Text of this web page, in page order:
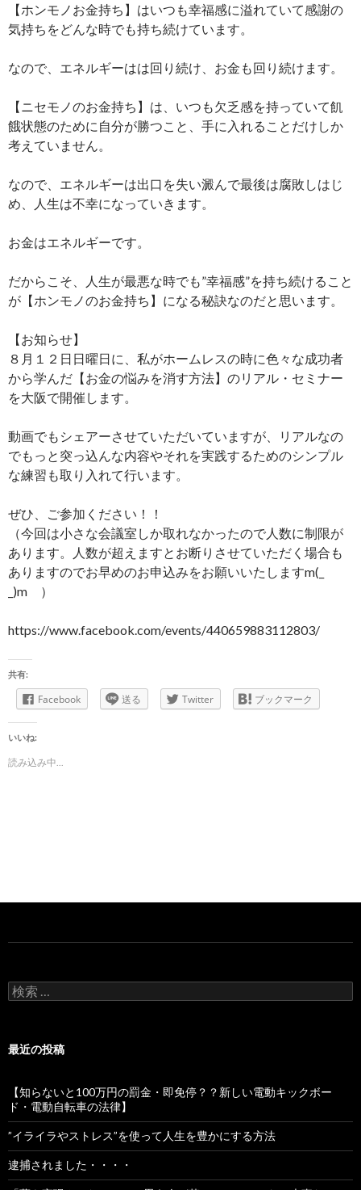
【ホンモノお金持ち】はいつも幸福感に溢れていて感謝の
気持ちをどんな時でも持ち続けています。
なので、エネルギーはは回り続け、お金も回り続けます。
【ニセモノのお金持ち】は、いつも欠乏感を持っていて飢
餓状態のために自分が勝つこと、手に入れることだけしか
考えていません。
なので、エネルギーは出口を失い澱んで最後は腐敗しはじ
め、人生は不幸になっていきます。
お金はエネルギーです。
だからこそ、人生が最悪な時でも”幸福感”を持ち続けること
が【ホンモノのお金持ち】になる秘訣なのだと思います。
【お知らせ】
８月１２日日曜日に、私がホームレスの時に色々な成功者
から学んだ【お金の悩みを消す方法】のリアル・セミナー
を大阪で開催します。
動画でもシェアーさせていただいていますが、リアルなの
でもっと突っ込んな内容やそれを実践するためのシンプル
な練習も取り入れて行います。
ぜひ、ご参加ください！！
（今回は小さな会議室しか取れなかったので人数に制限が
あります。人数が超えますとお断りさせていただく場合も
ありますのでお早めのお申込みをお願いいたしますm(_
_)m ）
https://www.facebook.com/events/440659883112803/
共有:
Facebook 送る Twitter ブックマーク
いいね:
読み込み中...
検
索:
最近の投稿
【知らないと100万円の罰金・即免停？？新しい電動キックボー
ド・電動自転車の法律】
”イライラやストレス”を使って人生を豊かにする方法
逮捕されました・・・・